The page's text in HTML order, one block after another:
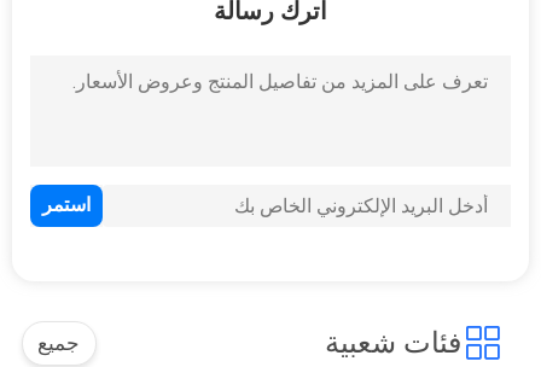
المحطة
اترك رسالة
فئات شعبية جميع